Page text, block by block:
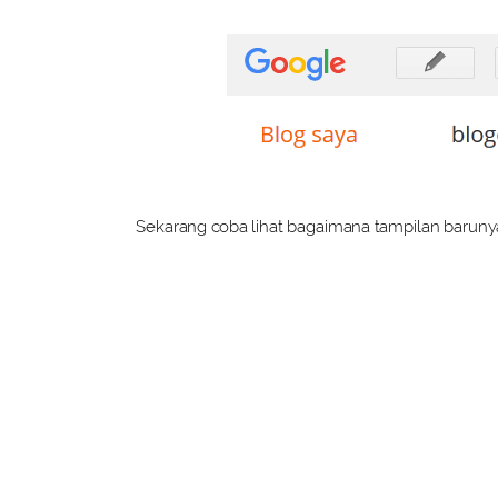
Sekarang coba lihat bagaimana tampilan